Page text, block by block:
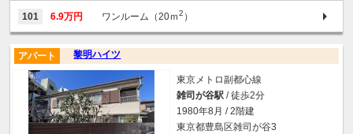
101 6.9万円 ワンルーム（20ｍ2 ）
黎明ハイツ
アパート
東京メトロ副都心線
雑司が谷駅 / 徒歩2分
1980年8月 / 2階建
東京都豊島区雑司が谷3